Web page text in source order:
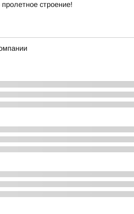
строение!